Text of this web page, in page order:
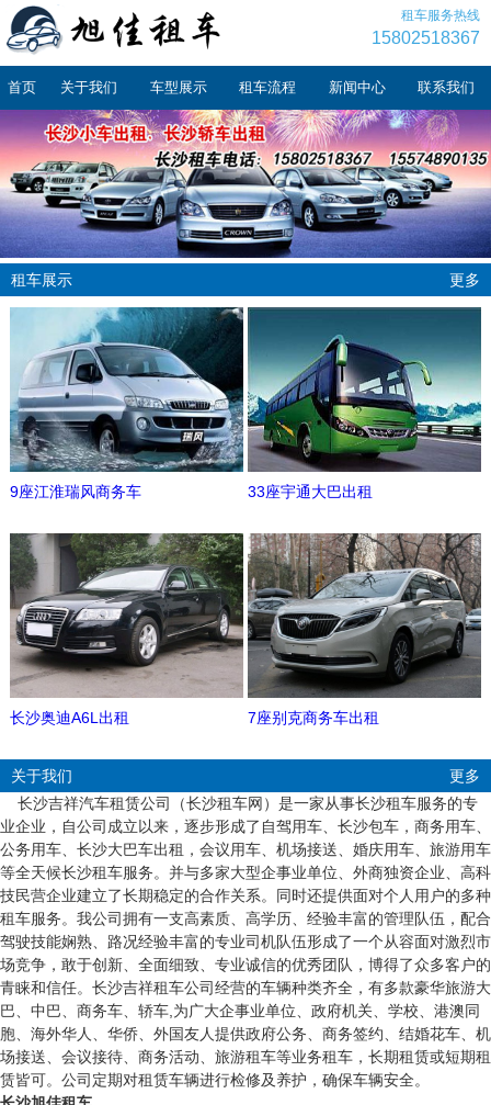
租车服务热线
15802518367
首页 关于我们 车型展示 租车流程 新闻中心 联系我们
租车展示 更多
9座江淮瑞风商务车 33座宇通大巴出租
长沙奥迪A6L出租 7座别克商务车出租
关于我们
更多
长沙吉祥汽车租赁公司（长沙租车网）是一家从事长沙租车服务的专
业企业，自公司成立以来，逐步形成了自驾用车、长沙包车，商务用车、
公务用车、长沙大巴车出租，会议用车、机场接送、婚庆用车、旅游用车
等全天候长沙租车服务。并与多家大型企事业单位、外商独资企业、高科
技民营企业建立了长期稳定的合作关系。同时还提供面对个人用户的多种
租车服务。我公司拥有一支高素质、高学历、经验丰富的管理队伍，配合
驾驶技能娴熟、路况经验丰富的专业司机队伍形成了一个从容面对激烈市
场竞争，敢于创新、全面细致、专业诚信的优秀团队，博得了众多客户的
青睐和信任。长沙吉祥租车公司经营的车辆种类齐全，有多款豪华旅游大
巴、中巴、商务车、轿车,为广大企事业单位、政府机关、学校、港澳同
胞、海外华人、华侨、外国友人提供政府公务、商务签约、结婚花车、机
场接送、会议接待、商务活动、旅游租车等业务租车，长期租赁或短期租
赁皆可。公司定期对租赁车辆进行检修及养护，确保车辆安全。